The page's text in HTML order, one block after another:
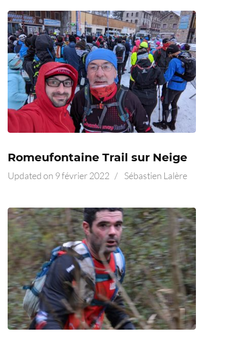
Romeufontaine Trail sur Neige
Updated on 9 février 2022 / Sébastien Lalère